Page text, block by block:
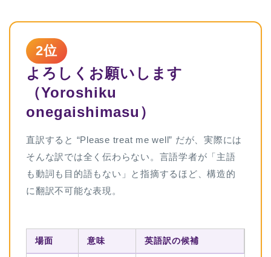
2位
よろしくお願いします
（Yoroshiku
onegaishimasu）
直訳すると “Please treat me well” だが、実際には
そんな訳では全く伝わらない。言語学者が「主語
も動詞も目的語もない」と指摘するほど、構造的
に翻訳不可能な表現。
場面 意味 英語訳の候補